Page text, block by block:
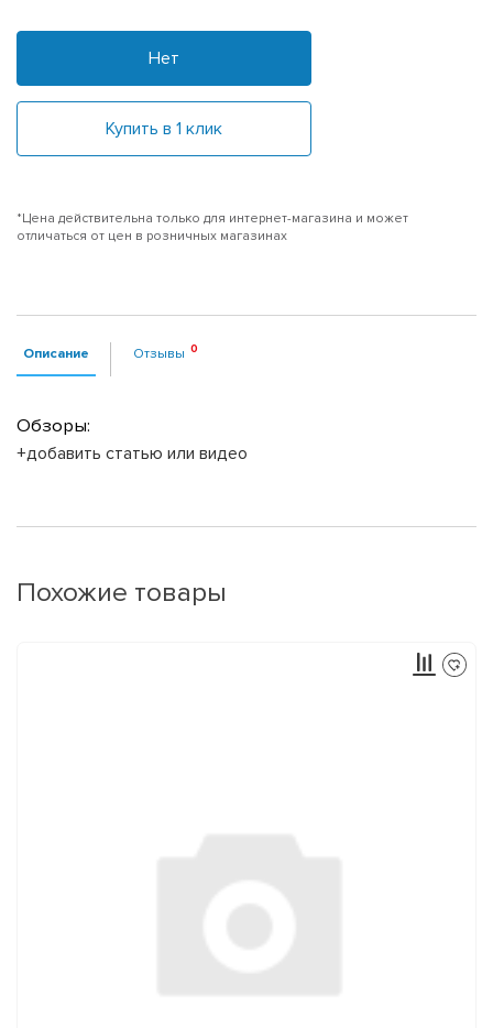
Нет
Купить в 1 клик
*Цена действительна только для интернет-магазина и может
отличаться от цен в розничных магазинах
Описание Отзывы
Обзоры:
+добавить статью или видео
Похожие товары